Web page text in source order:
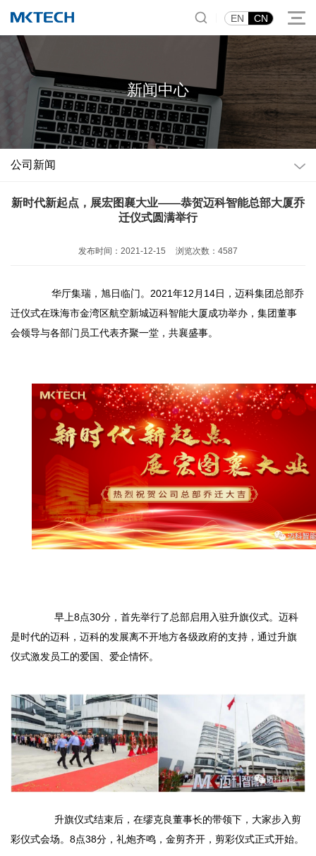
EN CN
新闻中心
公司新闻
新时代新起点，展宏图襄大业——恭贺迈科智能总部大厦乔
迁仪式圆满举行
发布时间：2021-12-15 浏览次数：4587
华厅集瑞，旭日临门。2021年12月14日，迈科集团总部乔
迁仪式在珠海市金湾区航空新城迈科智能大厦成功举办，集团董事
会领导与各部门员工代表齐聚一堂，共襄盛事。
早上8点30分，首先举行了总部启用入驻升旗仪式。迈科
是时代的迈科，迈科的发展离不开地方各级政府的支持，通过升旗
仪式激发员工的爱国、爱企情怀。
升旗仪式结束后，在缪克良董事长的带领下，大家步入剪
彩仪式会场。8点38分，礼炮齐鸣，金剪齐开，剪彩仪式正式开始。